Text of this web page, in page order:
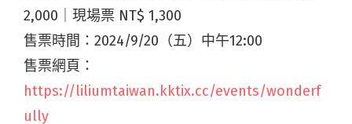
2,000 ｜現場票 NT$ 1,300
售票時間：2024/9/20（五）中午12:00
售票網頁：
https://liliumtaiwan.kktix.cc/events/wonderf
ully